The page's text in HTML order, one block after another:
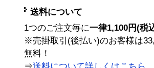
送料について
1つのご注文毎に一律1,100円(税
※売掛取引(後払い)のお客様は
無料！